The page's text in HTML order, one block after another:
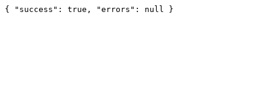
{ "success": true, "errors": null }